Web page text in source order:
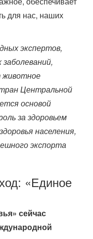
для нас, наших
экспертов,
животное
Центральной
основой
за здоровьем
населения,
экспорта
«Единое
сейчас